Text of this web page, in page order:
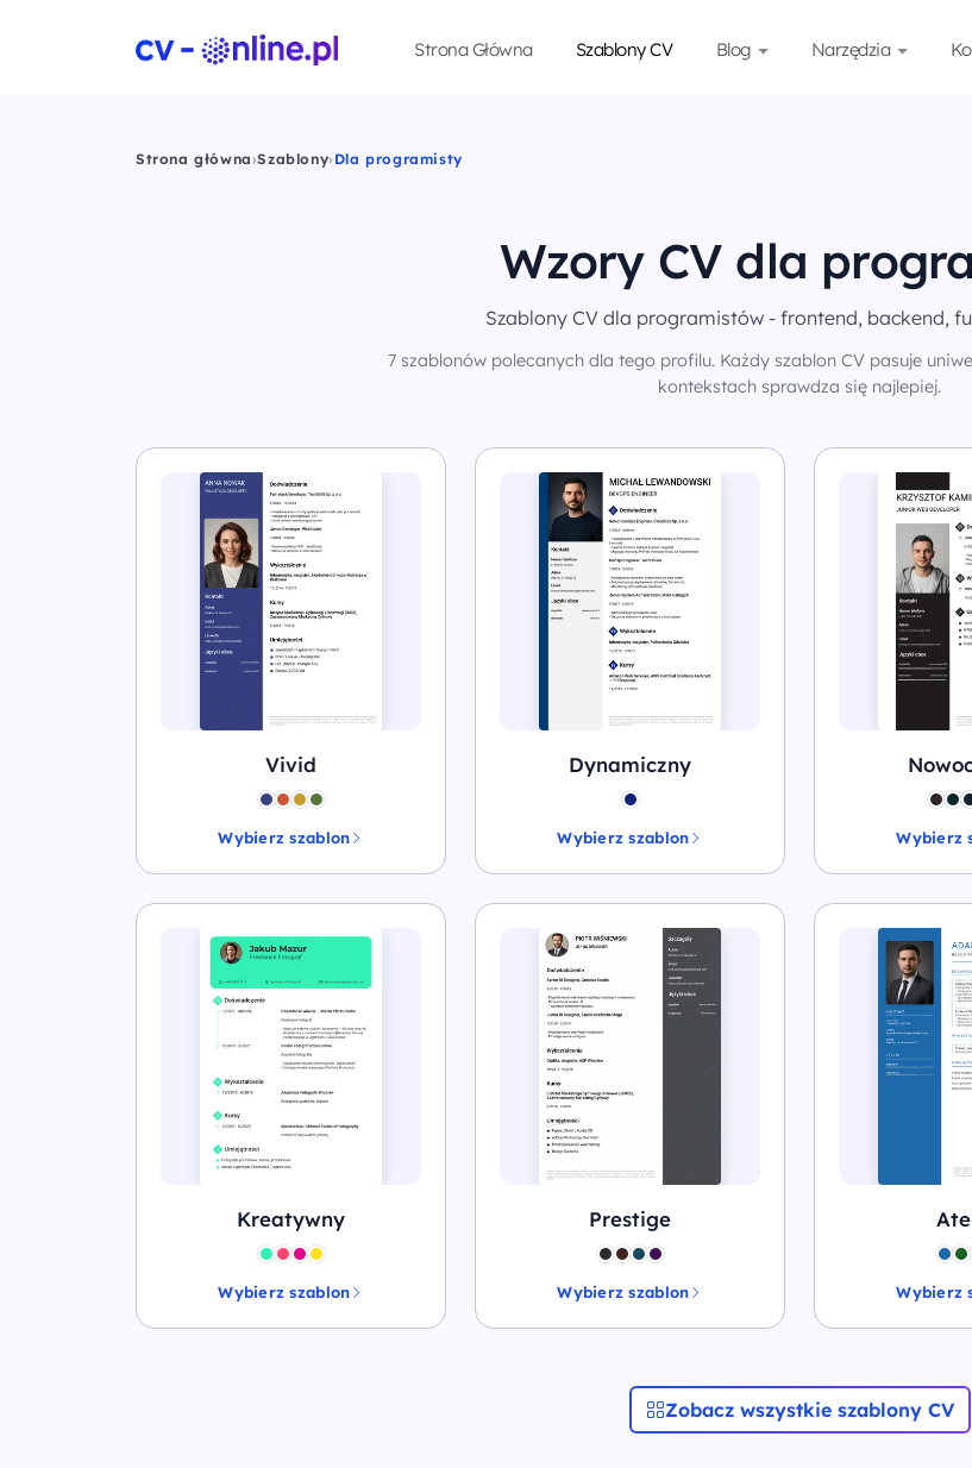
Strona Główna Szablony CV Blog Narzędzia
Strona główna›Szablony› Dla programisty
Wzory CV dla
Szablony CV dla programistów - frontend, backend,
7 szablonów polecanych dla tego profilu. Każdy szablon CV pasuje
kontekstach sprawdza się najlepiej.
Vivid
Wybierz szablon
Dynamiczny
Wybierz szablon Wybierz
Kreatywny
Wybierz szablon
Prestige
Wybierz szablon Wybierz
Zobacz wszystkie szablony CV